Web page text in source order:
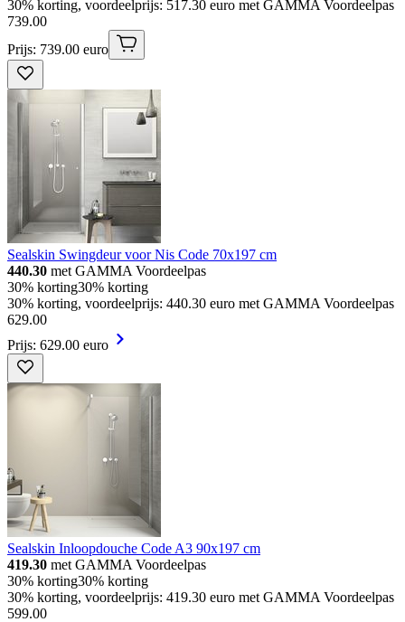
30% korting, voordeelprijs: 517.30 euro met GAMMA Voordeelpas
739.00
Prijs: 739.00 euro
Sealskin Swingdeur voor Nis Code 70x197 cm
440.30 met GAMMA Voordeelpas
30% korting30% korting
30% korting, voordeelprijs: 440.30 euro met GAMMA Voordeelpas
629.00
Prijs: 629.00 euro
Sealskin Inloopdouche Code A3 90x197 cm
419.30 met GAMMA Voordeelpas
30% korting30% korting
30% korting, voordeelprijs: 419.30 euro met GAMMA Voordeelpas
599.00